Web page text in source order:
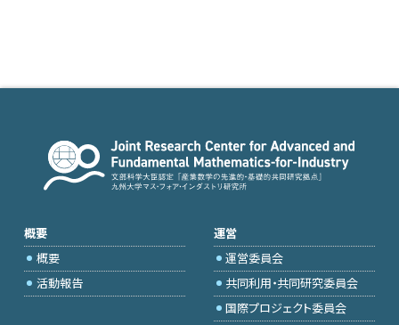
概要
概要
活動報告
運営
運営委員会
共同利用・共同研究委員会
国際プロジェクト委員会